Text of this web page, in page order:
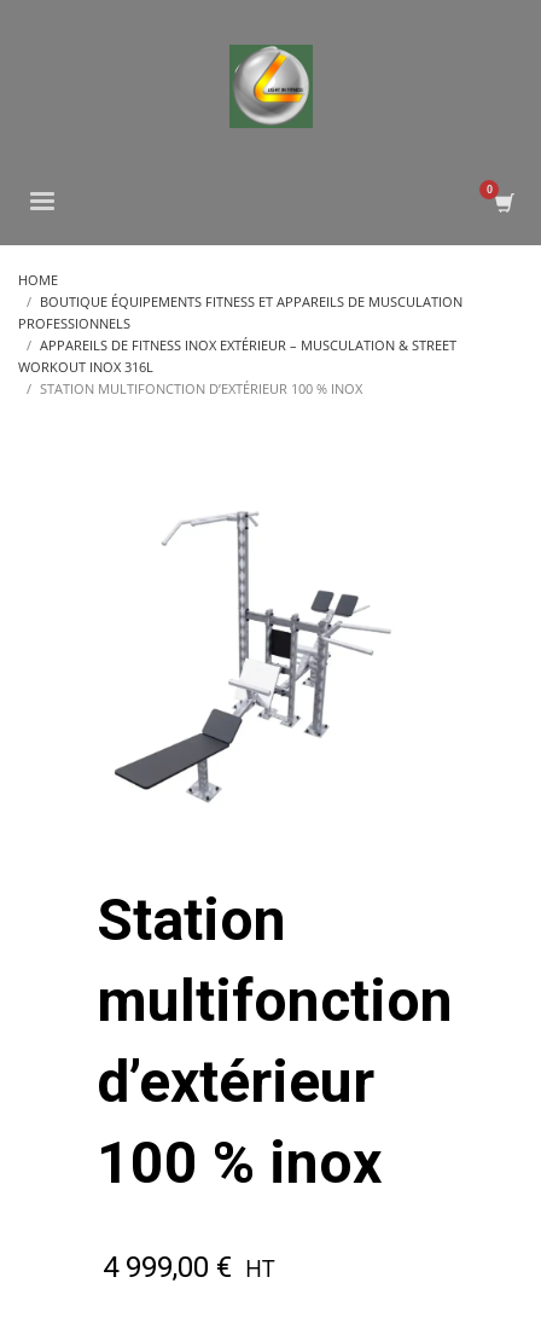
HOME
BOUTIQUE ÉQUIPEMENTS FITNESS ET APPAREILS DE MUSCULATION
PROFESSIONNELS
APPAREILS DE FITNESS INOX EXTÉRIEUR – MUSCULATION & STREET
WORKOUT INOX 316L
STATION MULTIFONCTION D’EXTÉRIEUR 100 % INOX
Station
multifonction
d’extérieur
100 % inox
4 999,00 € HT